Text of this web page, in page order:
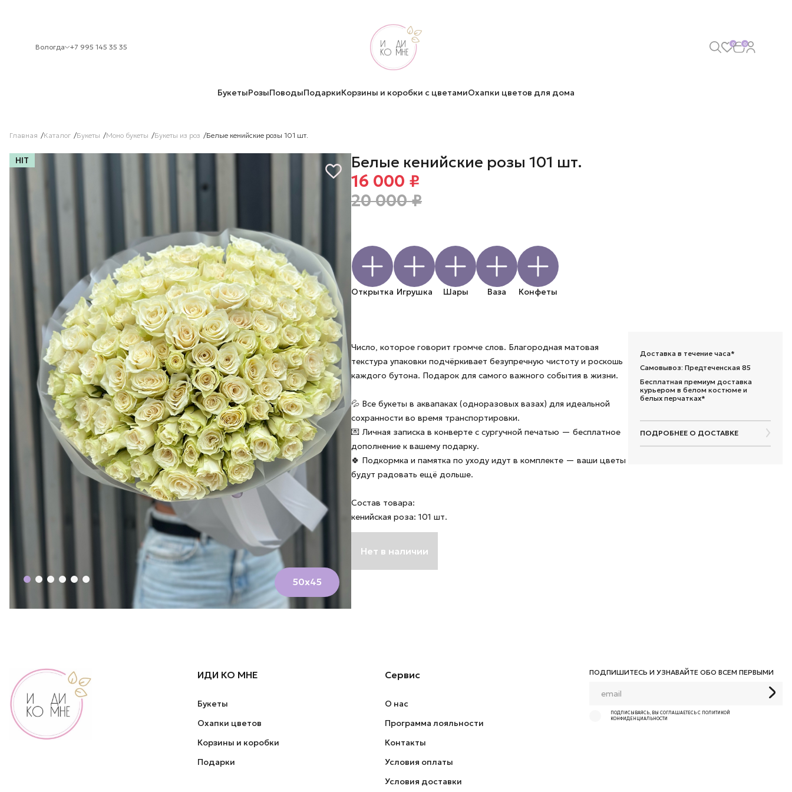
Вологда +7 995 145 35 35 0 0
БукетыРозыПоводыПодаркиКорзины и коробки с цветамиОхапки цветов для дома
Главная Каталог Букеты Моно букеты Букеты из роз Белые кенийские розы 101 шт.
HIT
50х45
Белые кенийские розы 101 шт.
16 000 ₽
20 000 ₽
Открытка Игрушка Шары Ваза Конфеты
Число, которое говорит громче слов. Благородная матовая
текстура упаковки подчёркивает безупречную чистоту и роскошь
каждого бутона. Подарок для самого важного события в жизни.
💦 Все букеты в аквапаках (одноразовых вазах) для идеальной
сохранности во время транспортировки.
💌 Личная записка в конверте с сургучной печатью — бесплатное
дополнение к вашему подарку.
🍀 Подкормка и памятка по уходу идут в комплекте — ваши цветы
будут радовать ещё дольше.
Состав товара:
кенийская роза: 101 шт.
Доставка в течение часа*
Самовывоз: Предтеченская 85
Бесплатная премиум доставка
курьером в белом костюме и
белых перчатках*
ПОДРОБНЕЕ О ДОСТАВКЕ
Нет в наличии
ИДИ КО МНЕ
Букеты
Охапки цветов
Корзины и коробки
Подарки
Сервис
О нас
Программа лояльности
Контакты
Условия оплаты
Условия доставки
ПОДПИШИТЕСЬ И УЗНАВАЙТЕ ОБО ВСЕМ ПЕРВЫМИ
ПОДПИСЫВАЯСЬ, ВЫ СОГЛАШАЕТЕСЬ С ПОЛИТИКОЙ
КОНФИДЕНЦИАЛЬНОСТИ